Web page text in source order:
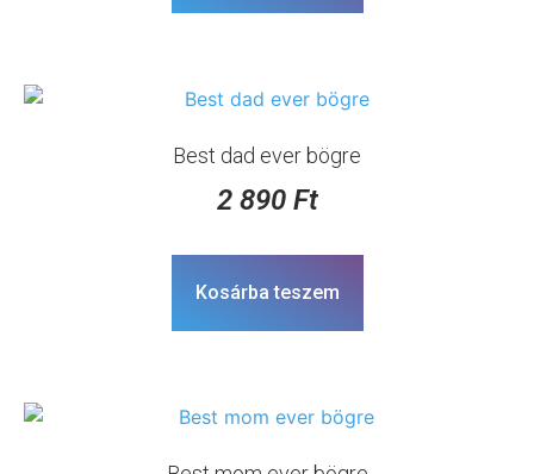
Best dad ever bögre
2 890 Ft
Kosárba teszem